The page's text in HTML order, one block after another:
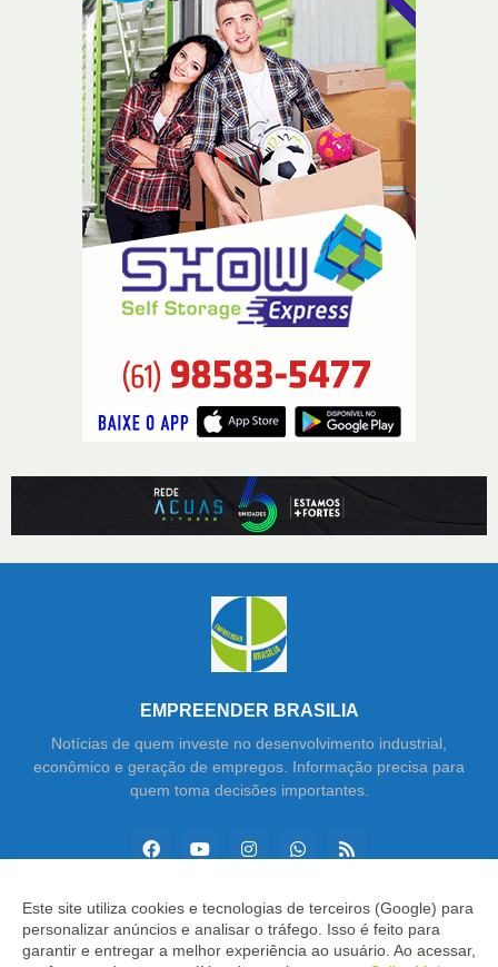
EMPREENDER BRASILIA
Notícias de quem investe no desenvolvimento industrial,
econômico e geração de empregos. Informação precisa para
quem toma decisões importantes.
Copyright ©2026Empreender Brasília
Este site utiliza cookies e tecnologias de terceiros (Google) para
personalizar anúncios e analisar o tráfego. Isso é feito para
garantir e entregar a melhor experiência ao usuário. Ao acessar,